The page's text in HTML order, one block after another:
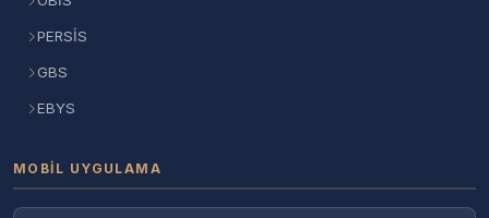
PERSİS
GBS
EBYS
MOBIL UYGULAMA